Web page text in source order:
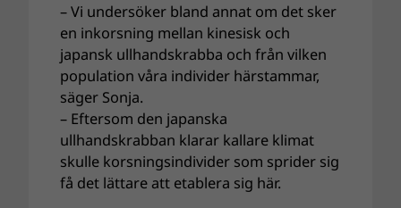
– Vi undersöker bland annat om det sker
en inkorsning mellan kinesisk och
japansk ullhandskrabba och från vilken
population våra individer härstammar,
säger Sonja.
– Eftersom den japanska
ullhandskrabban klarar kallare klimat
skulle korsningsindivider som sprider sig
få det lättare att etablera sig här.